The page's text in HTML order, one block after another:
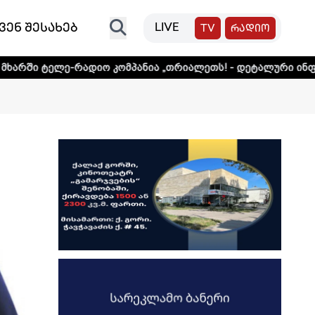
შესახებ LIVE TV რადიო
კომპანია „თრიალეთს! - დეტალური ინფორმაციისთვის